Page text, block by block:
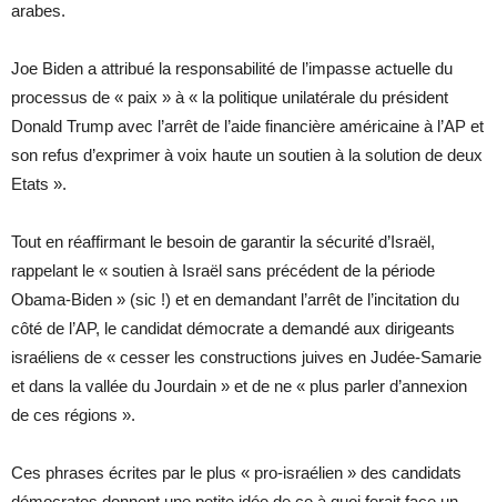
arabes.
Joe Biden a attribué la responsabilité de l’impasse actuelle du
processus de « paix » à « la politique unilatérale du président
Donald Trump avec l’arrêt de l’aide financière américaine à l’AP et
son refus d’exprimer à voix haute un soutien à la solution de deux
Etats ».
Tout en réaffirmant le besoin de garantir la sécurité d’Israël,
rappelant le « soutien à Israël sans précédent de la période
Obama-Biden » (sic !) et en demandant l’arrêt de l’incitation du
côté de l’AP, le candidat démocrate a demandé aux dirigeants
israéliens de « cesser les constructions juives en Judée-Samarie
et dans la vallée du Jourdain » et de ne « plus parler d’annexion
de ces régions ».
Ces phrases écrites par le plus « pro-israélien » des candidats